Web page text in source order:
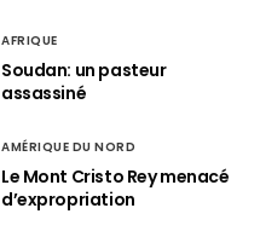
AFRIQUE
Soudan: un pasteur
assassiné
AMÉRIQUE DU NORD
Le Mont Cristo Rey menacé
d’expropriation